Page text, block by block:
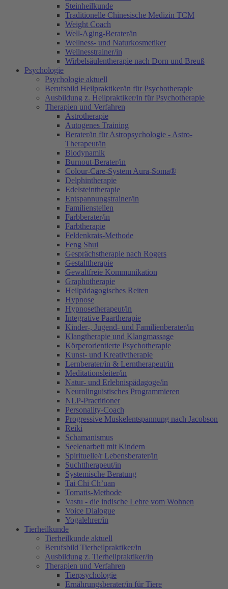
Steinheilkunde
Traditionelle Chinesische Medizin TCM
Weight Coach
Well-Aging-Berater/in
Wellness- und Naturkosmetiker
Wellnesstrainer/in
Wirbelsäulentherapie nach Dorn und Breuß
Psychologie
Psychologie aktuell
Berufsbild Heilpraktiker/in für Psychotherapie
Ausbildung z. Heilpraktiker/in für Psychotherapie
Therapien und Verfahren
Astrotherapie
Autogenes Training
Berater/in für Astropsychologie - Astro-
Therapeut/in
Biodynamik
Burnout-Berater/in
Colour-Care-System Aura-Soma®
Delphintherapie
Edelsteintherapie
Entspannungstrainer/in
Familienstellen
Farbberater/in
Farbtherapie
Feldenkrais-Methode
Feng Shui
Gesprächstherapie nach Rogers
Gestalttherapie
Gewaltfreie Kommunikation
Graphotherapie
Heilpädagogisches Reiten
Hypnose
Hypnosetherapeut/in
Integrative Paartherapie
Kinder-, Jugend- und Familienberater/in
Klangtherapie und Klangmassage
Körperorientierte Psychotherapie
Kunst- und Kreativtherapie
Lernberater/in & Lerntherapeut/in
Meditationsleiter/in
Natur- und Erlebnispädagoge/in
Neurolinguistisches Programmieren
NLP-Practitioner
Personality-Coach
Progressive Muskelentspannung nach Jacobson
Reiki
Schamanismus
Seelenarbeit mit Kindern
Spirituelle/r Lebensberater/in
Suchttherapeut/in
Systemische Beratung
Tai Chi Ch’uan
Tomatis-Methode
Vastu - die indische Lehre vom Wohnen
Voice Dialogue
Yogalehrer/in
Tierheilkunde
Tierheilkunde aktuell
Berufsbild Tierheilpraktiker/in
Ausbildung z. Tierheilpraktiker/in
Therapien und Verfahren
Tierpsychologie
Ernährungsberater/in für Tiere